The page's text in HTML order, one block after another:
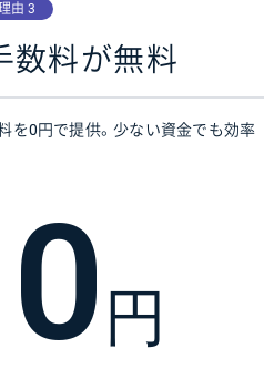
由 3
数料が無料
を0円で提供。少ない資金でも効率
0 円